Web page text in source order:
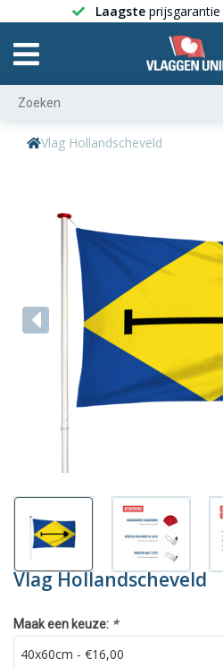
Laagste prijsgarantie
Vlag Hollandscheveld
Vlag Hollandscheveld
Maak een keuze: *